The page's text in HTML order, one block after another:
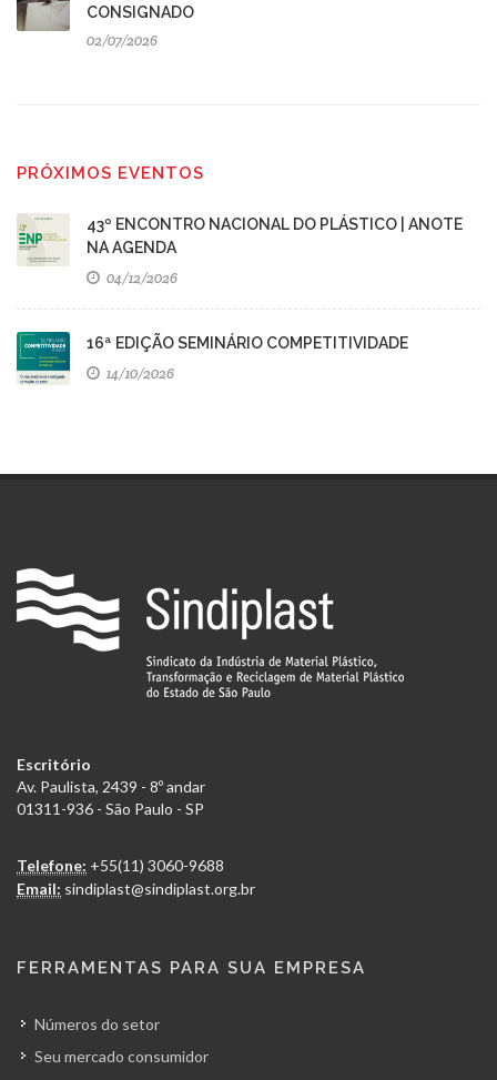
CONSIGNADO
02/07/2026
PRÓXIMOS EVENTOS
43º ENCONTRO NACIONAL DO PLÁSTICO | ANOTE
NA AGENDA
04/12/2026
16ª EDIÇÃO SEMINÁRIO COMPETITIVIDADE
14/10/2026
Escritório
Av. Paulista, 2439 - 8º andar
01311-936 - São Paulo - SP
Telefone: +55(11) 3060-9688
Email: sindiplast@sindiplast.org.br
FERRAMENTAS PARA SUA EMPRESA
Números do setor
Seu mercado consumidor